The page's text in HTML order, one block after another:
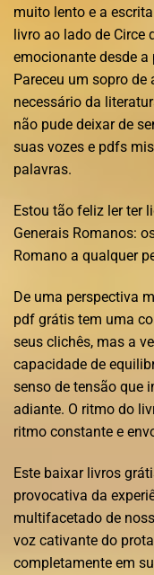
muito lento e a
livro ao lado de
emocionante desde
Pareceu um sopro
necessário da
não pude deixar de
suas vozes e pdfs
palavras.
Estou tão feliz ler ter
Generais Romanos:
Romano a qualquer
De uma perspectiva
pdf grátis tem uma
seus clichês, mas a
capacidade de
senso de tensão que
adiante. O ritmo do
ritmo constante e
Este baixar livros
provocativa da
multifacetado de
voz cativante do
completamente em